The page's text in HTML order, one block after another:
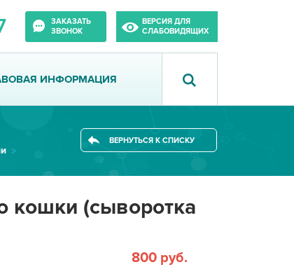
ЗАКАЗАТЬ
ЗВОНОК
ВЕРСИЯ ДЛЯ
СЛАБОВИДЯЩИХ
ИНФОРМАЦИЯ
ВЕРНУТЬСЯ К СПИСКУ
кошки (сыворотка
800 руб.